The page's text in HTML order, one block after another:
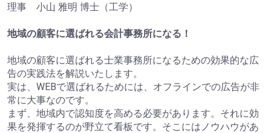
理事 小山 雅明 博士（工学）
地域の顧客に選ばれる会計事務所になる！
地域の顧客に選ばれる士業事務所になるための効果的な広
告の実践法を解説いたします。
実は、WEBで選ばれるためには、オフラインでの広告が非
常に大事なのです。
まず、地域内で認知度を高める必要があります。それに効
果を発揮するのが野立て看板です。そこにはノウハウがあ